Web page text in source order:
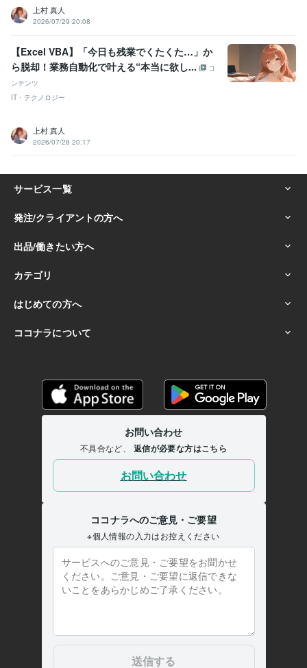
上村 真人
2026/07/29 20:08
【Excel VBA】「今日も残業でくたくた…」か
ら脱却！業務自動化で叶える“本当に欲し...
コ
ンテンツ
IT・テクノロジー
上村 真人
2026/07/28 20:17